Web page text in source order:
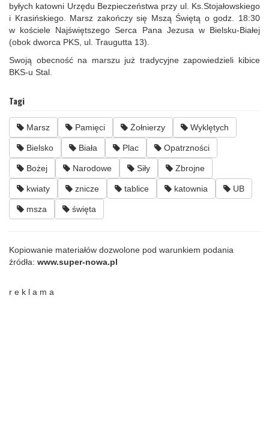
byłych katowni Urzędu Bezpieczeństwa przy ul. Ks.Stojałowskiego
i Krasińskiego. Marsz zakończy się Mszą Świętą o godz. 18:30
w kościele Najświętszego Serca Pana Jezusa w Bielsku-Białej
(obok dworca PKS, ul. Traugutta 13).
Swoją obecność na marszu już tradycyjne zapowiedzieli kibice
BKS-u Stal.
Tagi
Marsz Pamięci Żołnierzy Wyklętych
Bielsko Biała Plac Opatrzności
Bożej Narodowe Siły Zbrojne
kwiaty znicze tablice katownia UB
msza święta
Kopiowanie materiałów dozwolone pod warunkiem podania
źródła: www.super-nowa.pl
r e k l a m a